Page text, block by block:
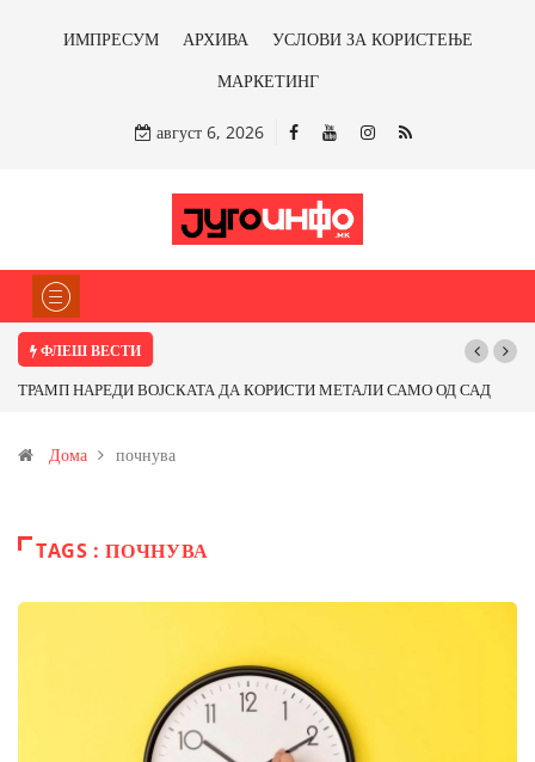
ИМПРЕСУМ АРХИВА
УСЛОВИ ЗА КОРИСТЕЊЕ
МАРКЕТИНГ
август 6, 2026
ФЛЕШ ВЕСТИ
САМО ОД САД
Почнува реконструкцијата на улицата „5-ти
Дома почнува
TAGS : ПОЧНУВА